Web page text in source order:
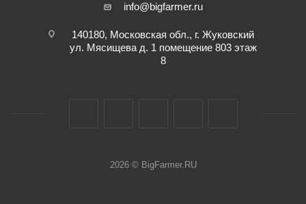
info@bigfarmer.ru
140180, Московская обл., г. Жуковский
ул. Мясищева д. 1 помещение 803 этаж
8
2026 © BigFarmer.RU